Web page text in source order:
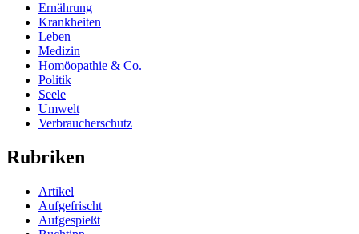
Ernährung
Krankheiten
Leben
Medizin
Homöopathie & Co.
Politik
Seele
Umwelt
Verbraucherschutz
Rubriken
Artikel
Aufgefrischt
Aufgespießt